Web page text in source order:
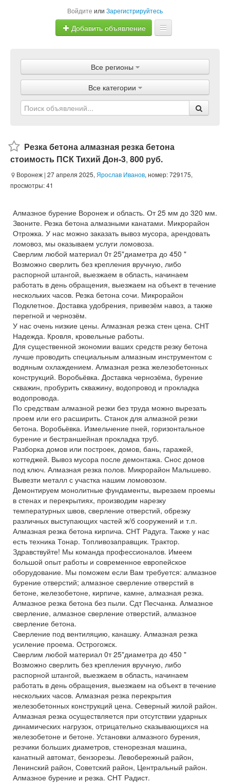
Войдите или Зарегистрируйтесь
Добавить объявление
Объявления
Магазины
Услуги
Все регионы
Все категории
Резка бетона алмазная резка бетона
стоимость ПСК Тихий Дон-3, 800 руб.
Воронеж | 27 апреля 2025, Ярослав Иванов, номер: 729175,
просмотры: 41
Алмазное бурение Воронеж и область. От 25 мм до 320 мм.
Звоните. Резка бетона алмазными канатами. Микрорайон
Отрожка. У нас можно заказать вывоз мусора, арендовать
ломовоз, мы оказываем услуги ломовоза.
Сверлим любой материал 0т 25"диаметра до 450 "
Возможно сверлить без крепления вручную, либо
распорной штангой, выезжаем в область, начинаем
работать в день обращения, выезжаем на объект в течение
нескольких часов. Резка бетона сочи. Микрорайон
Подклетное. Доставка удобрения, привезём навоз, а также
перегной и чернозём.
У нас очень низкие цены. Алмазная резка стен цена. СНТ
Надежда. Кровля, кровельные работы.
Для существенной экономии ваших средств резку бетона
лучше проводить специальным алмазным инструментом с
водяным охлаждением. Алмазная резка железобетонных
конструкций. Воробьёвка. Доставка чернозёма, бурение
скважин, пробурить скважину, водопровод и прокладка
водопровода.
По средствам алмазной резки без труда можно вырезать
проем или его расширить. Станок для алмазной резки
бетона. Воробьёвка. Измельчение пней, горизонтальное
бурение и бестраншейная прокладка труб.
Разборка домов или построек, домов, бань, гаражей,
коттеджей. Вывоз мусора после демонтажа. Снос домов
под ключ. Алмазная резка полов. Микрорайон Малышево.
Вывезти металл с участка нашим ломовозом.
Демонтируем монолитные фундаменты, вырезаем проемы
в стенах и перекрытиях, производим нарезку
температурных швов, сверление отверстий, обрезку
различных выступающих частей ж/б сооружений и т.п.
Алмазная резка бетона кирпича. СНТ Радуга. Также у нас
есть техника Тонар. Топливозаправщик. Трактор.
Здравствуйте! Мы команда профессионалов. Имеем
большой опыт работы и современное европейское
оборудование. Мы поможем если Вам требуется: алмазное
бурение отверстий; алмазное сверление отверстий в
бетоне, железобетоне, кирпиче, камне, алмазная резка.
Алмазное резка бетона без пыли. Сдт Песчанка. Алмазное
сверление, алмазное сверление отверстий, алмазное
сверление бетона.
Сверление под вентиляцию, канашку. Алмазная резка
усиление проема. Острогожск.
Сверлим любой материал 0т 25"диаметра до 450 "
Возможно сверлить без крепления вручную, либо
распорной штангой, выезжаем в область, начинаем
работать в день обращения, выезжаем на объект в течение
нескольких часов. Алмазная резка перекрытия
железобетонных конструкций цена. Северный жилой район.
Алмазная резка осуществляется при отсутствии ударных
динамических нагрузок, отрицательно сказывающихся на
железобетоне и бетоне. Установки алмазного бурения,
резчики больших диаметров, стенорезная машина,
канатный автомат, бензорезы. Левобережный район,
Ленинский район, Советский район, Центральный район.
Алмазное бурение и резка. СНТ Радист.